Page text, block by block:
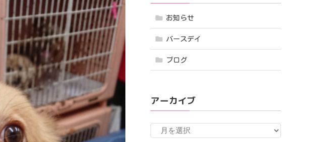
お知らせ
バースデイ
ブログ
アーカイブ